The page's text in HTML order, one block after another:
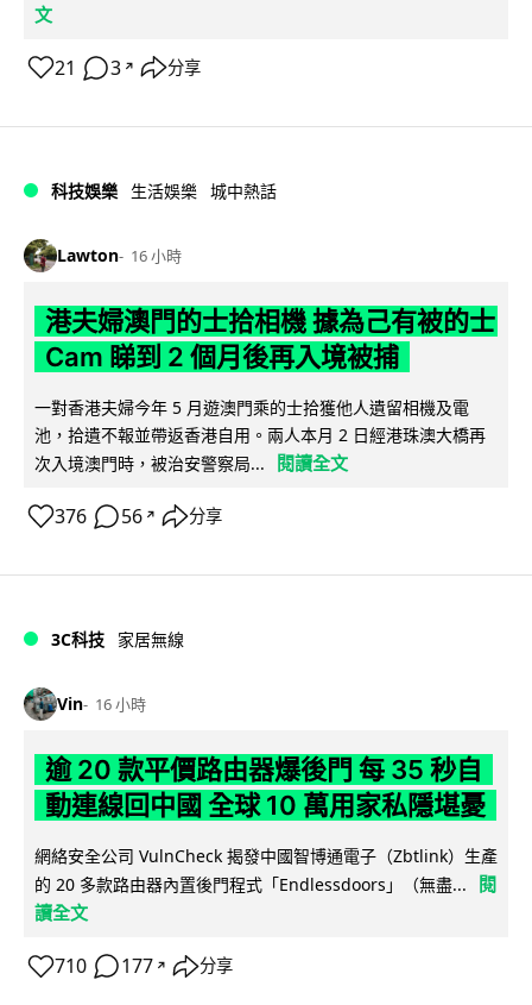
文
21 3 ↗ 分享
科技娛樂 生活娛樂 城中熱話
Lawton 16 小時
港夫婦澳門的士拾相機 據為己有被的士
Cam 睇到 2 個月後再入境被捕
一對香港夫婦今年 5 月遊澳門乘的士拾獲他人遺留相機及電
池，拾遺不報並帶返香港自用。兩人本月 2 日經港珠澳大橋再
次入境澳門時，被治安警察局...
閱讀全文
376 56 ↗ 分享
3C科技 家居無線
Vin 16 小時
逾 20 款平價路由器爆後門 每 35 秒自
動連線回中國 全球 10 萬用家私隱堪憂
網絡安全公司 VulnCheck 揭發中國智博通電子（Zbtlink）生產
的 20 多款路由器內置後門程式「Endlessdoors」（無盡...
閱
讀全文
710 177 ↗ 分享